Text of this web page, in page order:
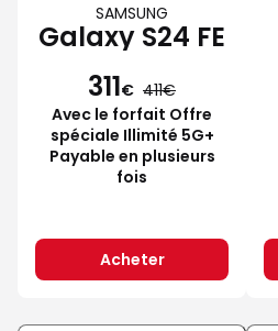
SAMSUNG
Galaxy S24 FE
311€ 411
Avec le forfait Offre
spéciale Illimité 5G+
Payable en plusieurs
fois
Acheter